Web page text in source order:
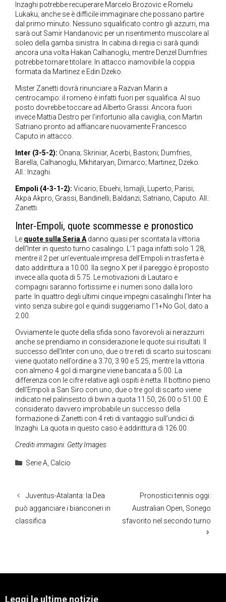
Inzaghi potrebbe recuperare Marcelo Brozovic e Romelu
Lukaku, anche se è difficile immaginare che possano partire
dal primo minuto. Nessuno squalificato contro gli azzurri, ma
sarà out Samir Handanovic per un risentimento muscolare al
soleo della gamba sinistra. In cabina di regia ci sarà quindi
ancora una volta Hakan Calhanoglu, mentre Denzel Dumfries
potrebbe tornare titolare. In attacco inamovibile la coppia
formata da Martinez e Edin Dzeko.
Mister Zanetti dovrà rinunciare a Razvan Marin a
centrocampo: il romeno è infatti fuori per squalifica. Al suo
posto dovrebbe toccare ad Alberto Grassi. Ancora fuori
invece Mattia Destro per l’infortunio alla caviglia, con Martin
Satriano pronto ad affiancare nuovamente Francesco
Caputo in attacco.
Inter (3-5-2): Onana; Skriniar, Acerbi, Bastoni; Dumfries,
Barella, Calhanoglu, Mkhitaryan, Dimarco; Martinez, Dzeko.
All.: Inzaghi.
Empoli (4-3-1-2): Vicario; Ebuehi, Ismajli, Luperto, Parisi;
Akpa Akpro, Grassi, Bandinelli; Baldanzi; Satriano, Caputo. All.:
Zanetti.
Inter-Empoli, quote scommesse e pronostico
Le quote sulla Seria Adanno quasi per scontata la vittoria
dell’Inter in questo turno casalingo. L’1 paga infatti solo 1.28,
mentre il 2 per un’eventuale impresa dell’Empoli in trasferta è
dato addirittura a 10.00. Ila segno X per il pareggio è proposto
invece alla quota di 5.75. Le motivazioni di Lautaro e
compagni saranno fortissime e i numeri sono dalla loro
parte. In quattro degli ultimi cinque impegni casalinghi l’Inter ha
vinto senza subire gol e quindi suggeriamo l’1+No Gol, dato a
2.00.
Ovviamente le quote della sfida sono favorevoli ai nerazzurri
anche se prendiamo in considerazione le quote sui risultati. Il
successo dell’Inter con uno, due o tre reti di scarto sui toscani
viene quotato nell’ordine a 3.70, 3.90 e 5.25, mentre la vittoria
con almeno 4 gol di margine viene bancata a 5.00. La
differenza con le cifre relative agli ospiti è netta. Il bottino pieno
dell’Empoli a San Siro con uno, due o tre gol di scarto viene
indicato nel palinsesto di bwin a quota 11.50, 26.00 o 51.00. È
considerato davvero improbabile un successo della
formazione di Zanetti con 4 reti di vantaggio sull’undici di
Inzaghi. La quota in questo caso è addirittura di 126.00.
Crediti immagini: Getty Images
Categorie
Serie A, Calcio
Juventus-Atalanta: la Dea
può agganciare i bianconeri in
classifica
Pronostici tennis oggi:
Australian Open, Sonego
sfavorito nel secondo turno
Leggi le ultime notizie